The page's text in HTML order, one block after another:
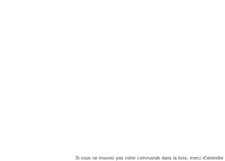
Si vous ne trouvez pas votre commande dans la liste, merci